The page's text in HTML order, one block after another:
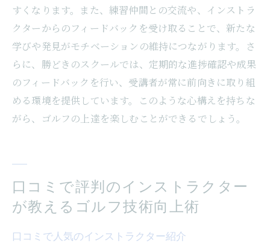
すくなります。また、練習仲間との交流や、インストラ
クターからのフィードバックを受け取ることで、新たな
学びや発見がモチベーションの維持につながります。さ
らに、勝どきのスクールでは、定期的な進捗確認や成果
のフィードバックを行い、受講者が常に前向きに取り組
める環境を提供しています。このような心構えを持ちな
がら、ゴルフの上達を楽しむことができるでしょう。
口コミで評判のインストラクター
が教えるゴルフ技術向上術
口コミで人気のインストラクター紹介